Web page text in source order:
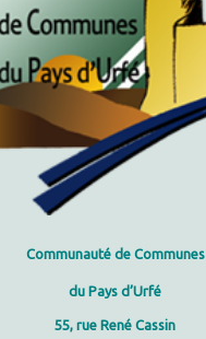
Communauté de Communes
du Pays d’Urfé
55, rue René Cassin